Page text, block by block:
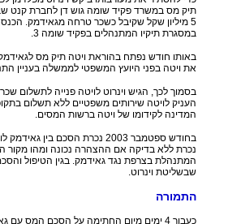
תיק מס במשרד פקיד שומה גוש דן לחברת קנט
5 מיליון שקל שקיבל כשכר טרחה מגאידמק.
במסגרת תיקיו המתנהלים בפקיד שומה 3.
באותו חודש נפתח בהוראת ויטה תיק מס לגאידמק
את ויטה בפני היועץ המשפטי לממשלה בעניין
העניק לויטה שירותים משפטיים ללא תשלום
המדינה לקידומו של ויטה ברשות המסים.
נכרת ללא בדיקה אם ההצהרה נכונה ומהו
שבשליטת וינרוט.
התמורה
כעבור 4 ימים מיום החתימה על הסכם המס